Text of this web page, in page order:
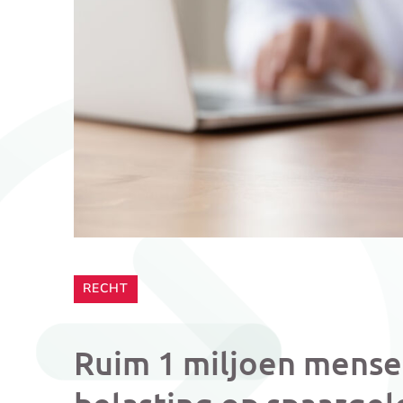
CATEGORIE:
RECHT
Ruim 1 miljoen